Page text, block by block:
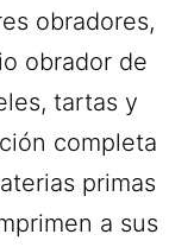
obradores,
obrador de
tartas y
completa
primas
a sus